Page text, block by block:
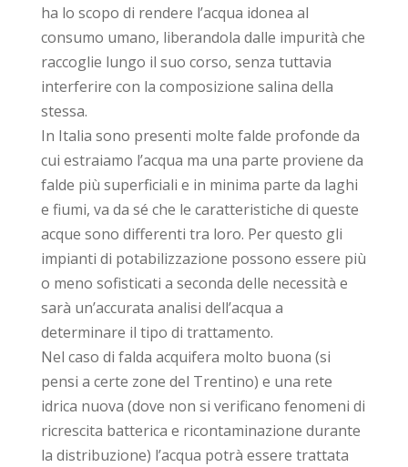
ha lo scopo di rendere l’acqua idonea al
consumo umano, liberandola dalle impurità che
raccoglie lungo il suo corso, senza tuttavia
interferire con la composizione salina della
stessa.
In Italia sono presenti molte falde profonde da
cui estraiamo l’acqua ma una parte proviene da
falde più superficiali e in minima parte da laghi
e fiumi, va da sé che le caratteristiche di queste
acque sono differenti tra loro. Per questo gli
impianti di potabilizzazione possono essere più
o meno sofisticati a seconda delle necessità e
sarà un’accurata analisi dell’acqua a
determinare il tipo di trattamento.
Nel caso di falda acquifera molto buona (si
pensi a certe zone del Trentino) e una rete
idrica nuova (dove non si verificano fenomeni di
ricrescita batterica e ricontaminazione durante
la distribuzione) l’acqua potrà essere trattata